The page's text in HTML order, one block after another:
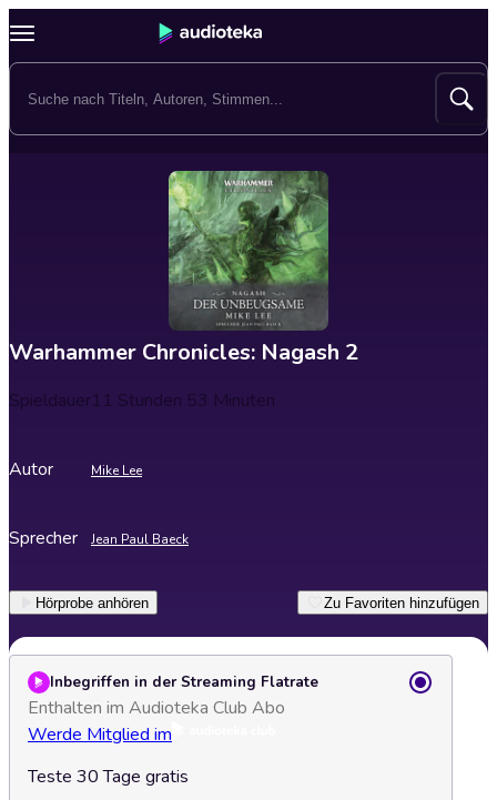
Warhammer Chronicles: Nagash 2
Spieldauer11 Stunden 53 Minuten
Autor Mike Lee
Sprecher Jean Paul Baeck
Hörprobe anhören Zu Favoriten hinzufügen
Inbegriffen in der Streaming Flatrate
Enthalten im Audioteka Club Abo
Werde Mitglied im
Teste 30 Tage gratis